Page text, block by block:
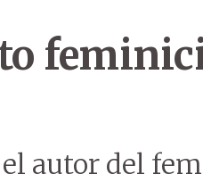
autor del